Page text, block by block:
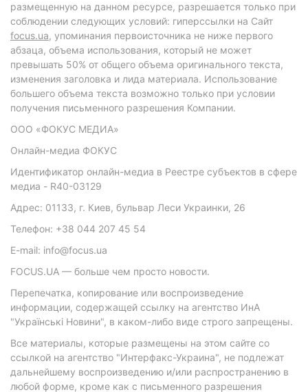
размещенную на данном ресурсе, разрешается только при
соблюдении следующих условий: гиперссылки на Сайт
focus.ua, упоминания первоисточника не ниже первого
абзаца, объема использования, который не может
превышать 50% от общего объема оригинального текста,
изменения заголовка и лида материала. Использование
большего объема текста возможно только при условии
получения письменного разрешения Компании.
ООО «ФОКУС МЕДИА»
Онлайн-медиа ФОКУС
Идентификатор онлайн-медиа в Реестре субъектов в сфере
медиа - R40-03129
Адрес: 01133, г. Киев, бульвар Леси Украинки, 26
Телефон: +38 044 207 45 54
E-mail: info@focus.ua
FOCUS.UA — больше чем просто новости.
Перепечатка, копирование или воспроизведение
информации, содержащей ссылку на агентство ИнА
"Українські Новини", в каком-либо виде строго запрещены.
Все материалы, которые размещены на этом сайте со
ссылкой на агентство "Интерфакс-Украина", не подлежат
дальнейшему воспроизведению и/или распространению в
любой форме, кроме как с письменного разрешения